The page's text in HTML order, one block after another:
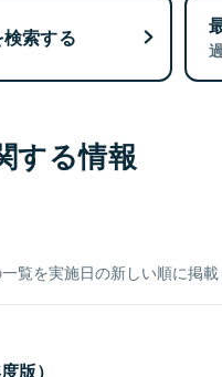
索する
する情報
覧を実施日の新しい順に掲載
版）